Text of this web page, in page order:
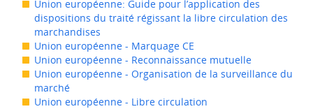
Union européenne: Guide pour l’application des
dispositions du traité régissant la libre circulation des
marchandises
Union européenne - Marquage CE
Union européenne - Reconnaissance mutuelle
Union européenne - Organisation de la surveillance du
marché
Union européenne - Libre circulation